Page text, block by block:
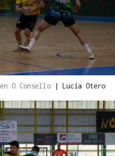
O Consello | Lucía Otero